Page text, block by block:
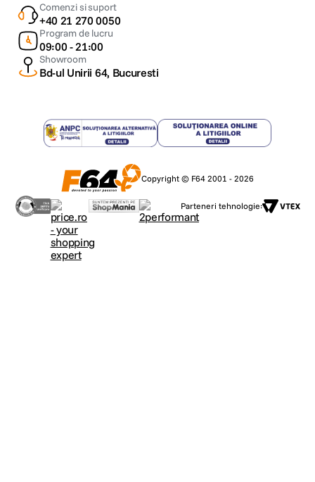
Comenzi si suport
+40 21 270 0050
Program de lucru
09:00 - 21:00
Showroom
Bd-ul Unirii 64, Bucuresti
Copyright © F64 2001 - 2026
Parteneri tehnologie: